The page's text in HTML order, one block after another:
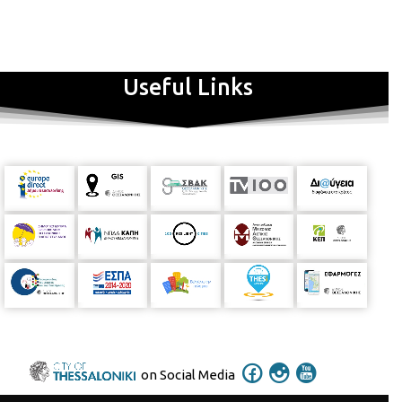
Useful Links
on Social Media